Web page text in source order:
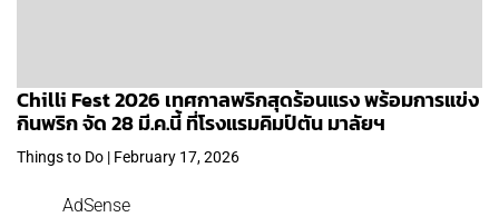
Chilli Fest 2026 เทศกาลพริกสุดร้อนแรง พร้อมการแข่ง
กินพริก จัด 28 มี.ค.นี้ ที่โรงแรมคิมป์ตัน มาลัยฯ
Things to Do | February 17, 2026
AdSense